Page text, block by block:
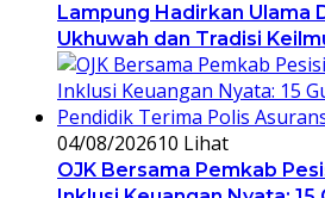
Lampung Hadirkan Ulama
Ukhuwah dan Tradisi
04/08/202610 Lihat
OJK Bersama Pemkab